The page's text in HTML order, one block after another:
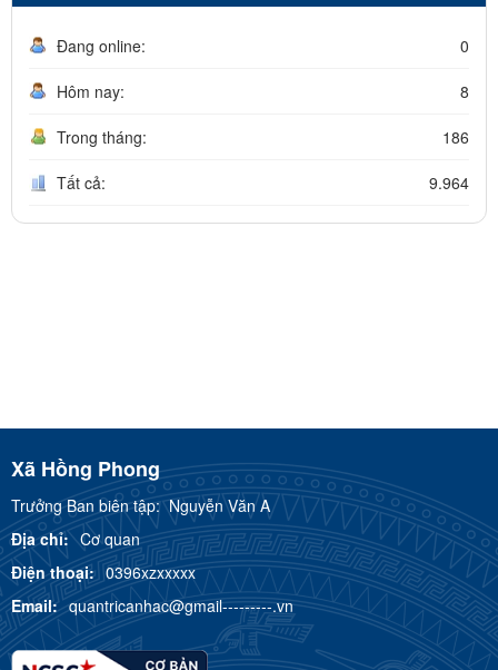
Đang online: 0
Hôm nay: 8
Trong tháng: 186
Tất cả: 9.964
Xã Hồng Phong
Trưởng Ban biên tập:Nguyễn Văn A
Địa chỉ: Cơ quan
Điện thoại: 0396xzxxxxx
Email: quantricanhac@gmail---------.vn